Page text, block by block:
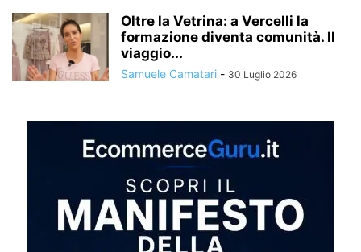
Oltre la Vetrina: a Vercelli la
formazione diventa comunità. Il
viaggio...
Samuele Camatari - 30 Luglio 2026